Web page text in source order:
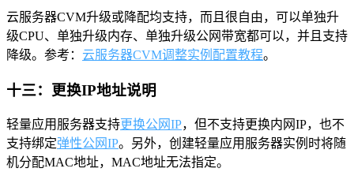
云服务器CVM升级或降配均支持，而且很自由，可以单独升
级CPU、单独升级内存、单独升级公网带宽都可以，并且支持
降级。参考： 云服务器CVM调整实例配置教程。
十三：更换IP地址说明
轻量应用服务器支持更换公网IP，但不支持更换内网IP，也不
支持绑定弹性公网IP。另外，创建轻量应用服务器实例时将随
机分配MAC地址，MAC地址无法指定。